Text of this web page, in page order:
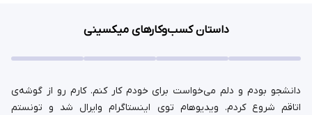
داستان کسب‌وکارهای میکسینی
دانشجو بودم و دلم می‌خواست برای خودم کار کنم. کارم رو از گوشه‌ی
اتاقم شروع کردم. ویدیوهام توی اینستاگرام وایرال شد و تونستم